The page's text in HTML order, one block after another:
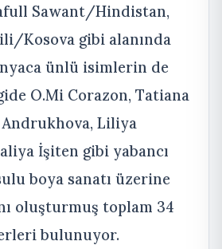
Sawant/Hindistan,
Kosova gibi alanında
ünlü isimlerin de
O.Mi Corazon, Tatiana
Liliya
İşiten gibi yabancı
boya sanatı üzerine
oluşturmuş toplam 34
bulunuyor.